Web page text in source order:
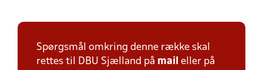
Spørgsmål omkring denne række skal
rettes til DBU Sjælland på mail eller på